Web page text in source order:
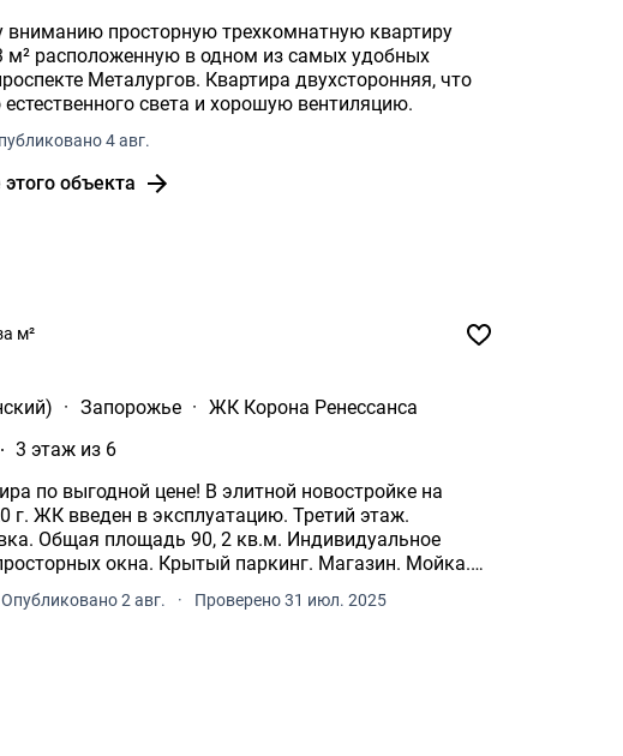
просторную трехкомнатную квартиру
расположенную в одном из самых удобных
света и хорошую вентиляцию.
4 авг.
объекта
м²
· Запорожье · ЖК Корона Ренессанса
3 этаж из 6
цене! В элитной новостройке на
окна. Крытый паркинг. Магазин. Мойка.
Опубликовано 2 авг. · Проверено 31 июл. 2025